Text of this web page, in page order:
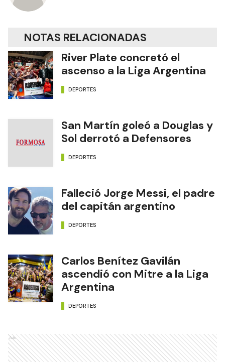
NOTAS RELACIONADAS
River Plate concretó el
ascenso a la Liga Argentina
DEPORTES
San Martín goleó a Douglas y
Sol derrotó a Defensores
DEPORTES
Falleció Jorge Messi, el padre
del capitán argentino
DEPORTES
Carlos Benítez Gavilán
ascendió con Mitre a la Liga
Argentina
DEPORTES
Ads